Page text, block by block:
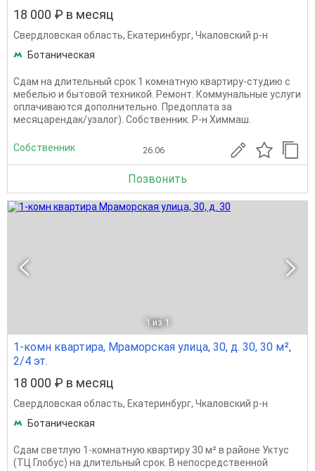
18 000 ₽ в месяц
Свердловская область, Екатеринбург, Чкаловский р-н
Ботаническая
Сдам на длительный срок 1 комнатную квартиру-студию с
мебелью и бытовой техникой. Ремонт. Коммунальные услуги
оплачиваются дополнительно. Предоплата за
месяцарендак/узалог). Собственник. Р-н Химмаш.
Собственник 26.06
Позвонить
1 из 1
1-комн квартира, Мраморская улица, 30, д. 30, 30 м²,
2/4 эт.
18 000 ₽ в месяц
Свердловская область, Екатеринбург, Чкаловский р-н
Ботаническая
Сдам светлую 1-комнатную квартиру 30 м² в районе Уктус
(ТЦ Глобус) на длительный срок. В непосредственной